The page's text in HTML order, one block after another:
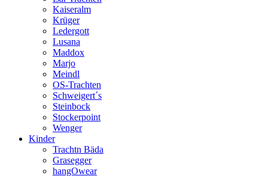
Kaiseralm
Krüger
Ledergott
Lusana
Maddox
Marjo
Meindl
OS-Trachten
Schweigert´s
Steinbock
Stockerpoint
Wenger
Kinder
Trachtn Bäda
Grasegger
hangOwear